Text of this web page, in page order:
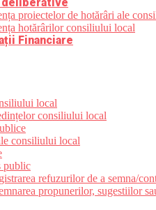
proiectelor de hotărâri ale
hotărârilor consiliului local
Financiare
local
consiliului local
consiliului local
public
refuzurilor de a semna/
propunerilor, sugestiilor